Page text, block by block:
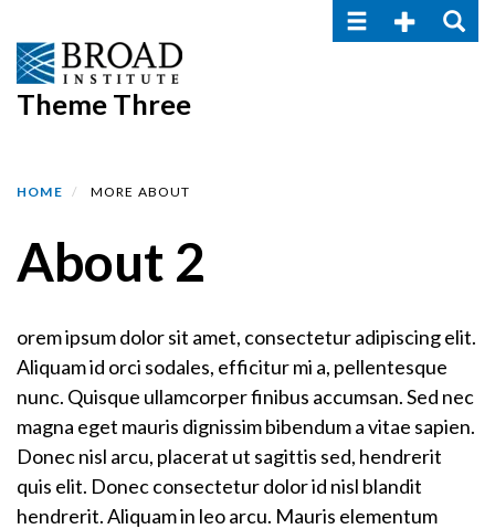
to
main
content
Toggle navigation
Toggle
Theme Three
HOME MORE ABOUT
About 2
orem ipsum dolor sit amet, consectetur adipiscing elit.
Aliquam id orci sodales, efficitur mi a, pellentesque
nunc. Quisque ullamcorper finibus accumsan. Sed nec
magna eget mauris dignissim bibendum a vitae sapien.
Donec nisl arcu, placerat ut sagittis sed, hendrerit
quis elit. Donec consectetur dolor id nisl blandit
hendrerit. Aliquam in leo arcu. Mauris elementum